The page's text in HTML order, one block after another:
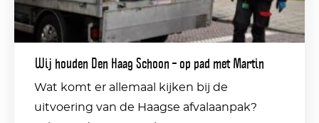
–
op
met
Wij houden Den Haag Schoon – op pad met Martin
Wat komt er allemaal kijken bij de
uitvoering van de Haagse afvalaanpak?